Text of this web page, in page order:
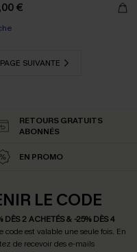
€
PAGE SUIVANTE
RETOURS GRATUITS
ABONNÉS
EN PROMO
LE CODE
DÈS 2 ACHETÉS & -25% DÈS 4
est valable une seule fois. En
de recevoir des e-mails